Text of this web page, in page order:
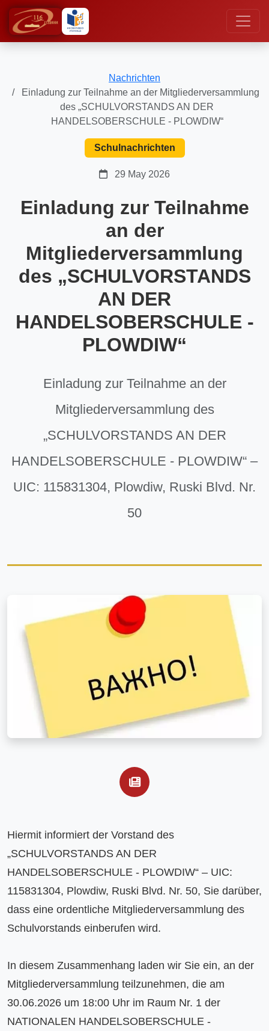
Nachrichten
Einladung zur Teilnahme an der Mitgliederversammlung
des „SCHULVORSTANDS AN DER
HANDELSOBERSCHULE - PLOWDIW“
Schulnachrichten
29 May 2026
Einladung zur Teilnahme
an der
Mitgliederversammlung
des „SCHULVORSTANDS
AN DER
HANDELSOBERSCHULE -
PLOWDIW“
Einladung zur Teilnahme an der
Mitgliederversammlung des
„SCHULVORSTANDS AN DER
HANDELSOBERSCHULE - PLOWDIW“ –
UIC: 115831304, Plowdiw, Ruski Blvd. Nr.
50
Hiermit informiert der Vorstand des
„SCHULVORSTANDS AN DER
HANDELSOBERSCHULE - PLOWDIW“ – UIC:
115831304, Plowdiw, Ruski Blvd. Nr. 50, Sie darüber,
dass eine ordentliche Mitgliederversammlung des
Schulvorstands einberufen wird.
In diesem Zusammenhang laden wir Sie ein, an der
Mitgliederversammlung teilzunehmen, die am
30.06.2026 um 18:00 Uhr im Raum Nr. 1 der
NATIONALEN HANDELSOBERSCHULE -